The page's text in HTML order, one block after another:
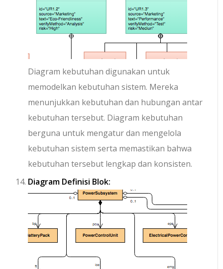
Diagram kebutuhan digunakan untuk
memodelkan kebutuhan sistem. Mereka
menunjukkan kebutuhan dan hubungan antar
kebutuhan tersebut. Diagram kebutuhan
berguna untuk mengatur dan mengelola
kebutuhan sistem serta memastikan bahwa
kebutuhan tersebut lengkap dan konsisten.
Diagram Definisi Blok: